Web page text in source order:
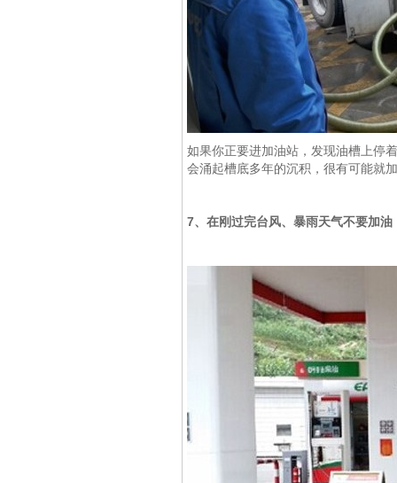
如果你正要进加油站，发现油槽上停
会涌起槽底多年的沉积，很有可能就
7、在刚过完台风、暴雨天气不要加油